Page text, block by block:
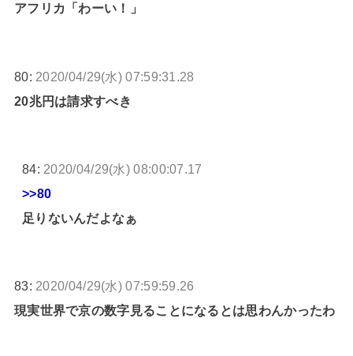
アフリカ「わーい！」
80: 2020/04/29(水) 07:59:31.28
20兆円は請求すべき
84: 2020/04/29(水) 08:00:07.17
>>80
足りないんだよなぁ
83: 2020/04/29(水) 07:59:59.26
現実世界で京の数字見ることになるとは思わんかったわ